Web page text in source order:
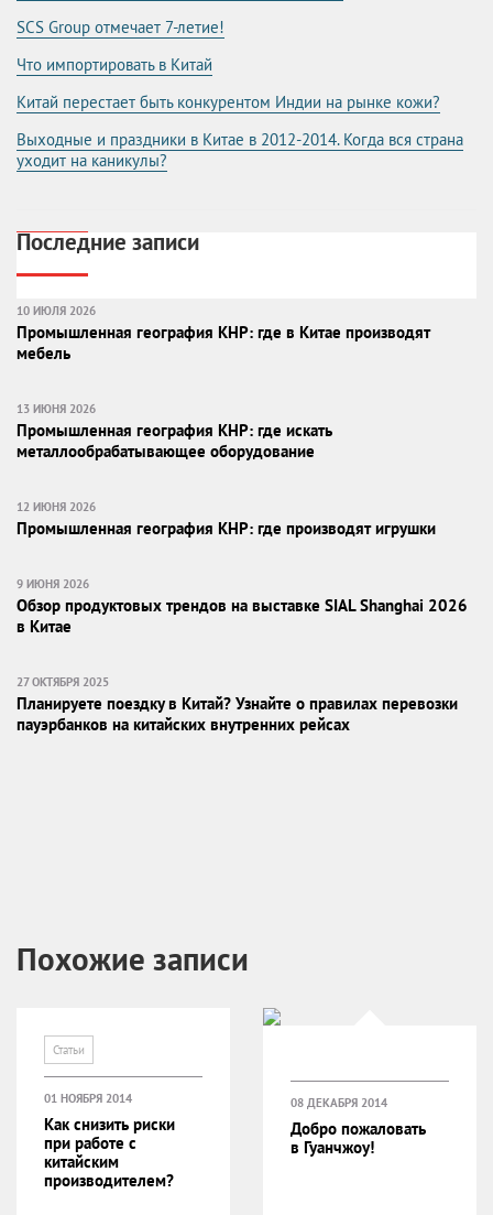
SCS Group отмечает 7-летие!
Что импортировать в Китай
Китай перестает быть конкурентом Индии на рынке кожи?
Выходные и праздники в Китае в 2012-2014. Когда вся страна
уходит на каникулы?
Последние записи
10 ИЮЛЯ 2026
Промышленная география КНР: где в Китае производят
мебель
13 ИЮНЯ 2026
Промышленная география КНР: где искать
металлообрабатывающее оборудование
12 ИЮНЯ 2026
Промышленная география КНР: где производят игрушки
9 ИЮНЯ 2026
Обзор продуктовых трендов на выставке SIAL Shanghai 2026
в Китае
27 ОКТЯБРЯ 2025
Планируете поездку в Китай? Узнайте о правилах перевозки
пауэрбанков на китайских внутренних рейсах
Похожие записи
Статьи
01 НОЯБРЯ 2014
Как снизить риски
при работе с
китайским
производителем?
08 ДЕКАБРЯ 2014
Добро пожаловать
в Гуанчжоу!